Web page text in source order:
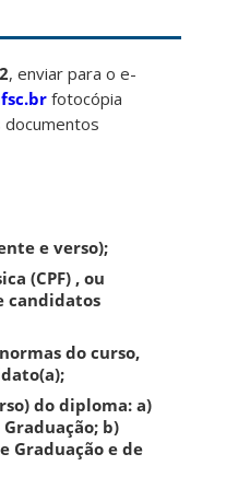
, enviar para o e-
fotocópia
e verso);
(CPF) , ou
candidatos
do curso,
do diploma: a)
b)
Graduação e de